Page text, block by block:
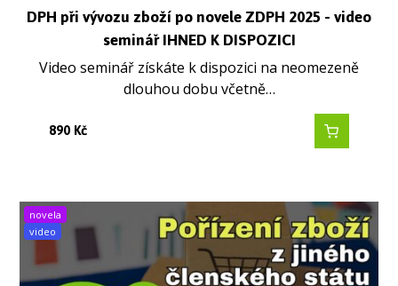
DPH při vývozu zboží po novele ZDPH 2025 - video
seminář IHNED K DISPOZICI
Video seminář získáte k dispozici na neomezeně
dlouhou dobu včetně…
890Kč
novela
video